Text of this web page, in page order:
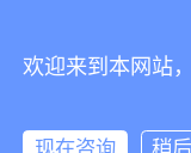
上海市宝山区杨行
欢迎来到本网站
现在咨询 稍